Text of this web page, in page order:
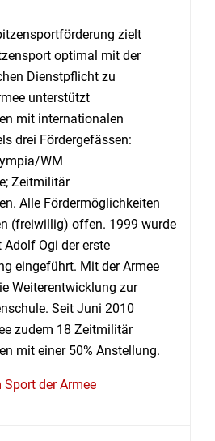
zielt
optimal mit der
Dienstpflicht zu
unterstützt
mit internationalen
drei Fördergefässen:
WM
Zeitmilitär
Alle Fördermöglichkeiten
(freiwillig) offen. 1999 wurde
Ogi der erste
eingeführt. Mit der Armee
Weiterentwicklung zur
Seit Juni 2010
zudem 18 Zeitmilitär
mit einer 50% Anstellung.
der Armee